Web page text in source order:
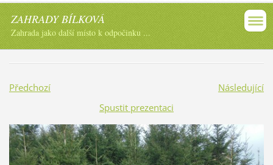
ZAHRADY BÍLKOVÁ
Zahrada jako další místo k odpočinku ...
Předchozí
Následující
Spustit prezentaci